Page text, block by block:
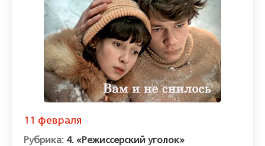
11 февраля
4. «Режиссерский уголок»